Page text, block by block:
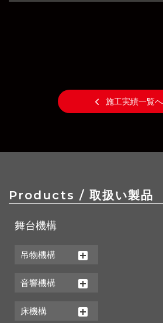
施工実績一覧へ
Products / 取扱い製品
舞台機構
吊物機構
音響機構
床機構